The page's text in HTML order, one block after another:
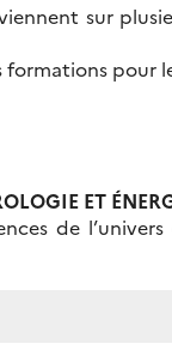
sur
formations pour
ET
de